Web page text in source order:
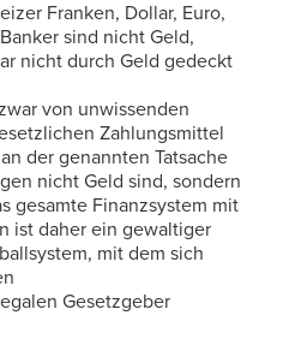
Franken, Dollar, Euro,
sind nicht Geld,
nicht durch Geld gedeckt
von unwissenden
Zahlungsmittel
der genannten Tatsache
nicht Geld sind, sondern
gesamte Finanzsystem mit
ist daher ein gewaltiger
mit dem sich
Gesetzgeber